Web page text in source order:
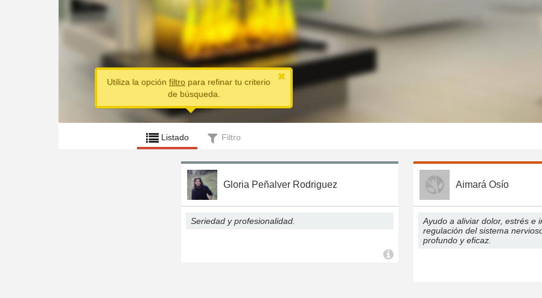
Listado Filtro
Utiliza la opción filtro para refinar tu criterio
de búsqueda.
Gloria Peñalver Rodriguez
Seriedad y profesionalidad.
Aimará Osío
Ayudo a aliviar dolor, estrés e
regulación del sistema
profundo y eficaz.